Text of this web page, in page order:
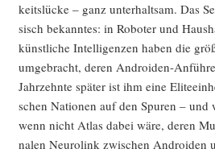
keits­lü­cke – ganz unter­halt­sam. Das
sisch bekann­tes: in Robo­ter und
künst­li­che Intel­li­gen­zen haben die
umge­bracht, deren Andro­iden-
Jahr­zehn­te spä­ter ist ihm eine
schen Natio­nen auf den Spu­ren –
wenn nicht Atlas dabei wäre, deren
na­len Neu­ro­link zwi­schen Andro­iden